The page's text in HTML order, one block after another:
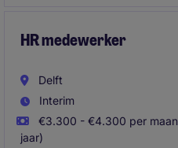
HR medewerker
Delft
Interim
€3.300 - €4.300 per
jaar)